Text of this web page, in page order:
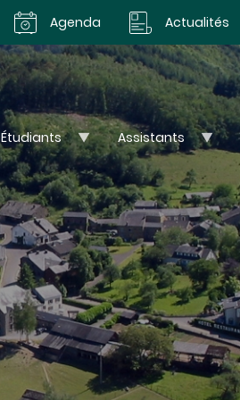
Agenda Actualités
Étudiants Assistants